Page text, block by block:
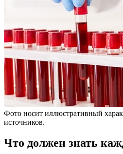
Фото носит иллюстративный
источников.
Что должен знать